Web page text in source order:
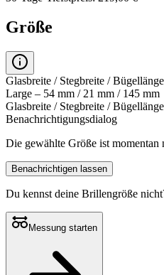
Größe
Glasbreite / Stegbreite / Bügellänge
Large – 54 mm / 21 mm / 145 mm
Glasbreite / Stegbreite /
Benachrichtigungsdialog
Die gewählte Größe ist momentan
Benachrichtigen lassen
Du kennst deine Brillengröße
Messung starten